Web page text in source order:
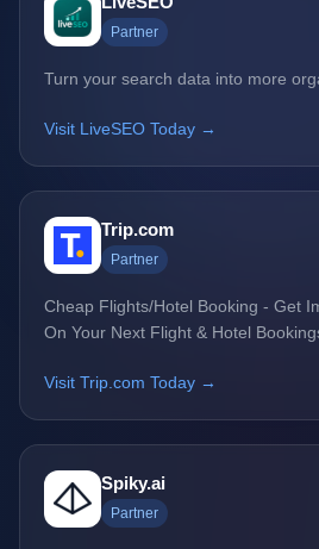
Partner
Turn your search data into more
Visit LiveSEO Today →
Trip.com
Partner
Cheap Flights/Hotel Booking - Get
On Your Next Flight & Hotel
Visit Trip.com Today →
Spiky.ai
Partner